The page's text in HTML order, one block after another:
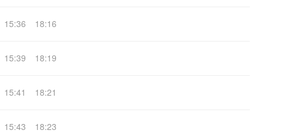
15:36 18:16
15:39 18:19
15:41 18:21
15:43 18:23